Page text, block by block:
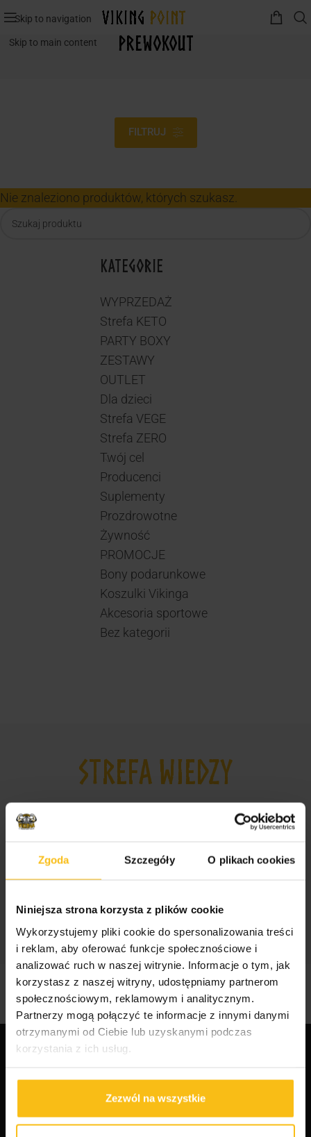
Zgoda Szczegóły O plikach cookies
Niniejsza strona korzysta z plików cookie
Wykorzystujemy pliki cookie do spersonalizowania treści
i reklam, aby oferować funkcje społecznościowe i
analizować ruch w naszej witrynie. Informacje o tym, jak
korzystasz z naszej witryny, udostępniamy partnerom
społecznościowym, reklamowym i analitycznym.
Partnerzy mogą połączyć te informacje z innymi danymi
otrzymanymi od Ciebie lub uzyskanymi podczas
korzystania z ich usług.
Zezwól na wszystkie
Skip to navigation
Skip to main content prewokout
KATEGORIE
WYPRZEDAŻ
Strefa KETO
PARTY BOXY
ZESTAWY
OUTLET
Dla dzieci
Strefa VEGE
Strefa ZERO
Twój cel
Producenci
Suplementy
Prozdrowotne
Żywność
PROMOCJE
Bony podarunkowe
Koszulki Vikinga
Akcesoria sportowe
Bez kategorii
FILTRUJ
Nie znaleziono produktów, których szukasz.
STREFA WIEDZY
Odżywki, witaminy i minerały dla sportowców i
Suplementy dla mężczyzn i kobiet
Jak wybrać odpowiednie odżywki dla
Najlepsze suplementy dla sportowców